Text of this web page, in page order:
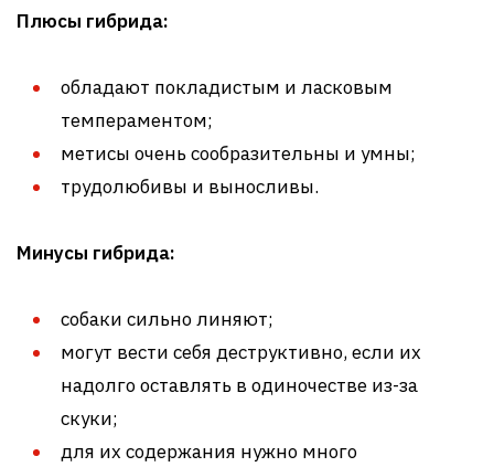
Плюсы гибрида:
обладают покладистым и ласковым
темпераментом;
метисы очень сообразительны и умны;
трудолюбивы и выносливы.
Минусы гибрида:
собаки сильно линяют;
могут вести себя деструктивно, если их
надолго оставлять в одиночестве из-за
скуки;
для их содержания нужно много